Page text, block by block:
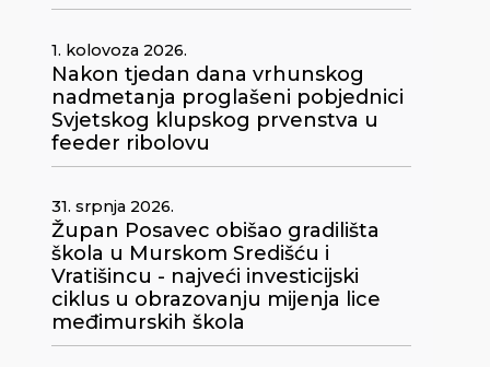
1. kolovoza 2026.
Nakon tjedan dana vrhunskog
nadmetanja proglašeni pobjednici
Svjetskog klupskog prvenstva u
feeder ribolovu
31. srpnja 2026.
Župan Posavec obišao gradilišta
škola u Murskom Središću i
Vratišincu - najveći investicijski
ciklus u obrazovanju mijenja lice
međimurskih škola